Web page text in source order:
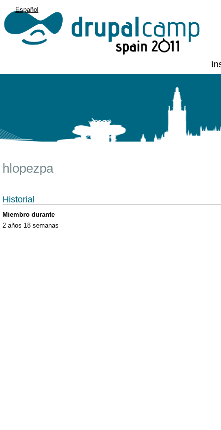
Español
English
hlopezpa
Historial
Miembro durante
2 años 18 semanas